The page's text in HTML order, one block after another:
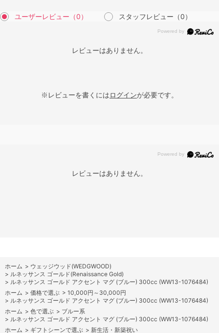
ユーザーレビュー （0） スタッフレビュー （0）
レビューはありません。
※レビューを書くにはログインが必要です。
レビューはありません。
ホーム > ウェッジウッド(WEDGWOOD)
> ルネッサンス ゴールド(Renaissance Gold)
> ルネッサンス ゴールド アクセント マグ (ブルー) 300cc (WW13-1076484)
ホーム > 価格で選ぶ > 10,000円～30,000円
> ルネッサンス ゴールド アクセント マグ (ブルー) 300cc (WW13-1076484)
ホーム > 色で選ぶ > ブルー系
> ルネッサンス ゴールド アクセント マグ (ブルー) 300cc (WW13-1076484)
ホーム > ギフトシーンで選ぶ > 新生活・新築祝い